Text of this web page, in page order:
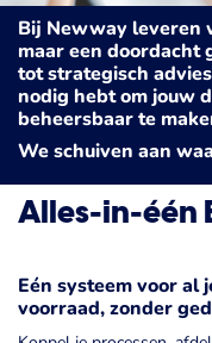
Bij Newway leveren
maar een doordacht
tot strategisch
nodig hebt om jouw
beheersbaar te
We schuiven aan
Alles-in-één
Eén systeem voor
voorraad, zonder